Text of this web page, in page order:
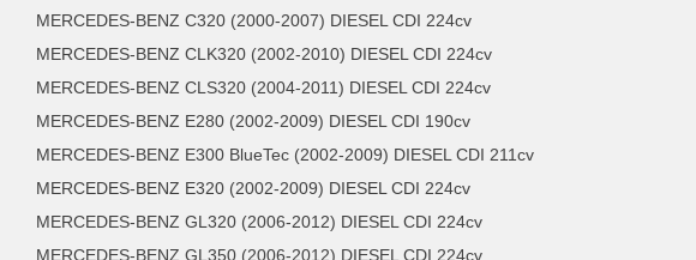
MERCEDES-BENZ C320 (2000-2007) DIESEL CDI 224cv
MERCEDES-BENZ CLK320 (2002-2010) DIESEL CDI 224cv
MERCEDES-BENZ CLS320 (2004-2011) DIESEL CDI 224cv
MERCEDES-BENZ E280 (2002-2009) DIESEL CDI 190cv
MERCEDES-BENZ E300 BlueTec (2002-2009) DIESEL CDI 211cv
MERCEDES-BENZ E320 (2002-2009) DIESEL CDI 224cv
MERCEDES-BENZ GL320 (2006-2012) DIESEL CDI 224cv
MERCEDES-BENZ GL350 (2006-2012) DIESEL CDI 224cv